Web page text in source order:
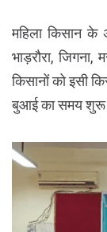
महिला किसान के
भाड़रौरा,
किसानों को इसी
बुआई का समय शुरू